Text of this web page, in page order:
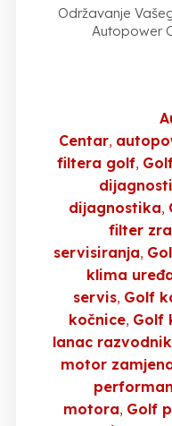
Održavanje
Autopower
Centar
filtera golf
dijagnostika
filter
servisiranja
klima
servis Golf
kočnice Golf
lanac
motor
motora Golf